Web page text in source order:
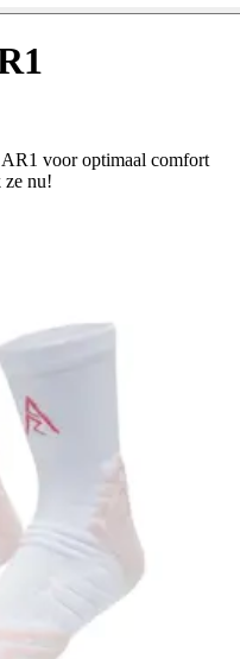
voor optimaal comfort
ze nu!